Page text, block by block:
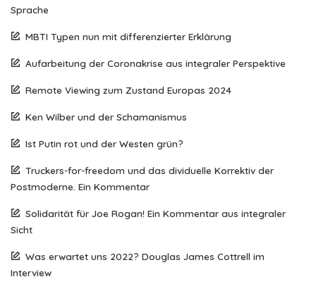
Sprache
MBTI Typen nun mit differenzierter Erklärung
Aufarbeitung der Coronakrise aus integraler Perspektive
Remote Viewing zum Zustand Europas 2024
Ken Wilber und der Schamanismus
Ist Putin rot und der Westen grün?
Truckers-for-freedom und das dividuelle Korrektiv der
Postmoderne. Ein Kommentar
Solidarität für Joe Rogan! Ein Kommentar aus integraler
Sicht
Was erwartet uns 2022? Douglas James Cottrell im
Interview